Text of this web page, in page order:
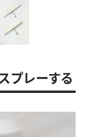
プレーする